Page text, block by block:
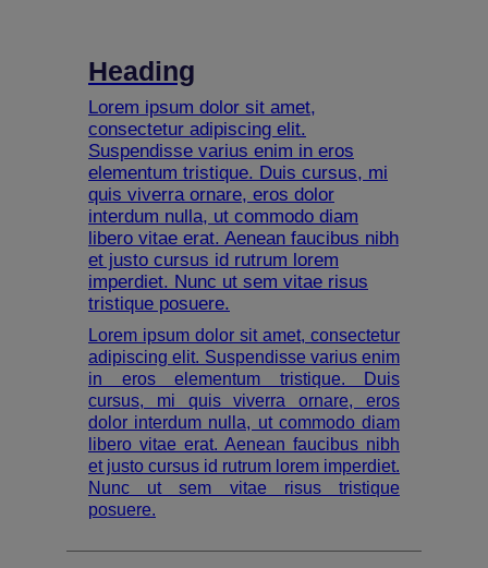
Heading
Lorem ipsum dolor sit amet,
consectetur adipiscing elit.
Suspendisse varius enim in eros
elementum tristique. Duis cursus, mi
quis viverra ornare, eros dolor
interdum nulla, ut commodo diam
libero vitae erat. Aenean faucibus nibh
et justo cursus id rutrum lorem
imperdiet. Nunc ut sem vitae risus
tristique posuere.
Lorem ipsum dolor sit amet, consectetur
adipiscing elit. Suspendisse varius enim
in eros elementum tristique. Duis
cursus, mi quis viverra ornare, eros
dolor interdum nulla, ut commodo diam
libero vitae erat. Aenean faucibus nibh
et justo cursus id rutrum lorem imperdiet.
Nunc ut sem vitae risus tristique
posuere.